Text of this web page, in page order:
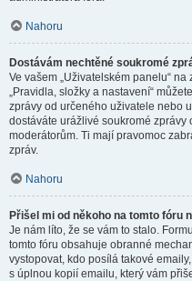
Nahoru
Dostávám nechtěné soukromé
Ve vašem „Uživatelském panelu“ na
„Pravidla, složky a nastavení“
zprávy od určeného uživatele nebo
dostáváte urážlivé soukromé
moderátorům. Ti mají pravomoc
zpráv.
Nahoru
Přišel mi od někoho na tomto fóru
Je nám líto, že se vám to stalo.
tomto fóru obsahuje obranné
vystopovat, kdo posílá takové
s úplnou kopií emailu, který vám